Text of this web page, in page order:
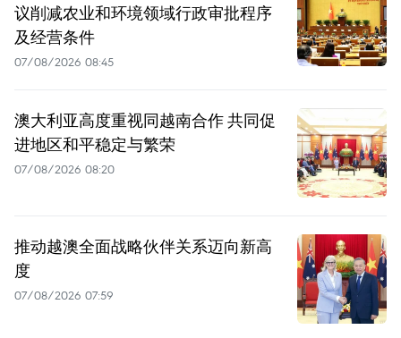
议削减农业和环境领域行政审批程序
及经营条件
07/08/2026 08:45
澳大利亚高度重视同越南合作 共同促
进地区和平稳定与繁荣
07/08/2026 08:20
推动越澳全面战略伙伴关系迈向新高
度
07/08/2026 07:59